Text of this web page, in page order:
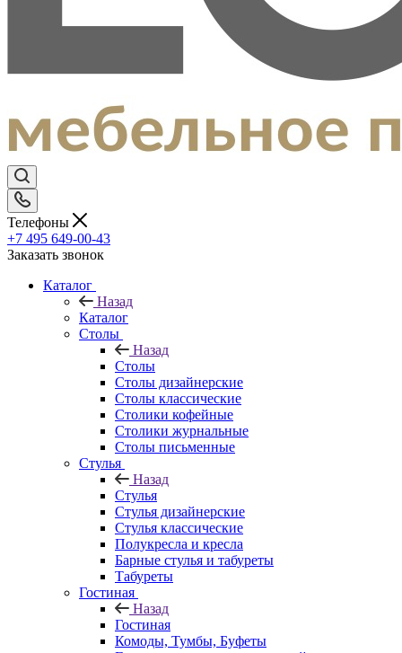
Телефоны
+7 495 649-00-43
Заказать звонок
Каталог
Назад
Каталог
Столы
Назад
Столы
Столы дизайнерские
Столы классические
Столики кофейные
Столики журнальные
Столы письменные
Стулья
Назад
Стулья
Стулья дизайнерские
Стулья классические
Полукресла и кресла
Барные стулья и табуреты
Табуреты
Гостиная
Назад
Гостиная
Комоды, Тумбы, Буфеты